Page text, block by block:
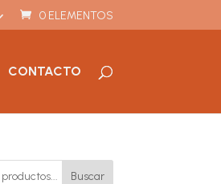
0 ELEMENTOS
CONTACTO
Buscar